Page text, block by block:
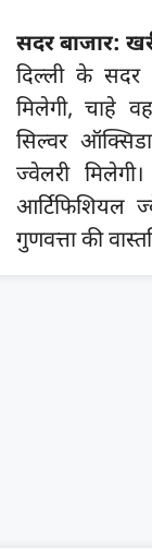
सदर बाजार:
दिल्ली के सदर
मिलेगी, चाहे
सिल्वर
ज्वेलरी
आर्टिफिशियल
गुणवत्ता की